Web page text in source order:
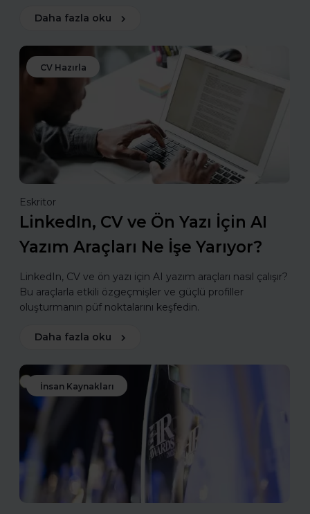
Daha fazla oku
CV Hazırla
Eskritor
LinkedIn, CV ve Ön Yazı İçin AI
Yazım Araçları Ne İşe Yarıyor?
LinkedIn, CV ve ön yazı için AI yazım araçları nasıl çalışır?
Bu araçlarla etkili özgeçmişler ve güçlü profiller
oluşturmanın püf noktalarını keşfedin.
Daha fazla oku
İnsan Kaynakları